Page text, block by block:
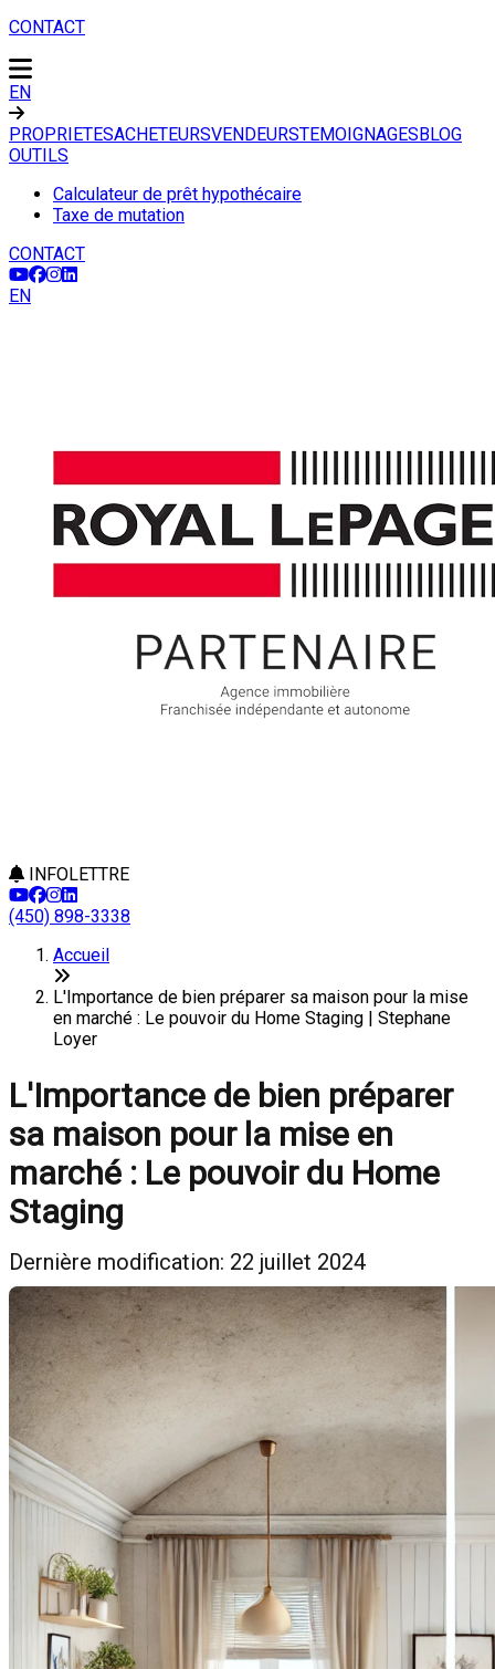
CONTACT
EN
PROPRIETESACHETEURSVENDEURSTEMOIGNAGESBLOG
OUTILS
Calculateur de prêt hypothécaire
Taxe de mutation
CONTACT
EN
INFOLETTRE
(450) 898-3338
Accueil
L'Importance de bien préparer sa maison pour la mise
en marché : Le pouvoir du Home Staging | Stephane
Loyer
L'Importance de bien préparer
sa maison pour la mise en
marché : Le pouvoir du Home
Staging
Dernière modification: 22 juillet 2024